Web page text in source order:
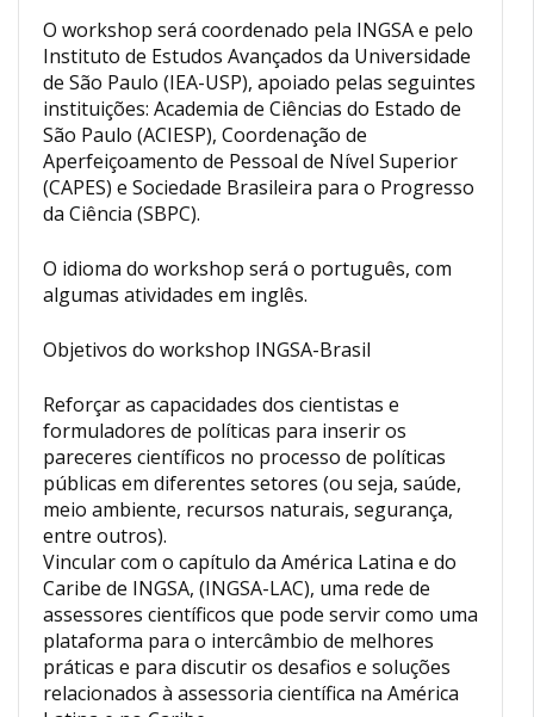
O workshop será coordenado pela INGSA e pelo
Instituto de Estudos Avançados da Universidade
de São Paulo (IEA-USP), apoiado pelas seguintes
instituições: Academia de Ciências do Estado de
São Paulo (ACIESP), Coordenação de
Aperfeiçoamento de Pessoal de Nível Superior
(CAPES) e Sociedade Brasileira para o Progresso
da Ciência (SBPC).
O idioma do workshop será o português, com
algumas atividades em inglês.
Objetivos do workshop INGSA-Brasil
Reforçar as capacidades dos cientistas e
formuladores de políticas para inserir os
pareceres científicos no processo de políticas
públicas em diferentes setores (ou seja, saúde,
meio ambiente, recursos naturais, segurança,
entre outros).
Vincular com o capítulo da América Latina e do
Caribe de INGSA, (INGSA-LAC), uma rede de
assessores científicos que pode servir como uma
plataforma para o intercâmbio de melhores
práticas e para discutir os desafios e soluções
relacionados à assessoria científica na América